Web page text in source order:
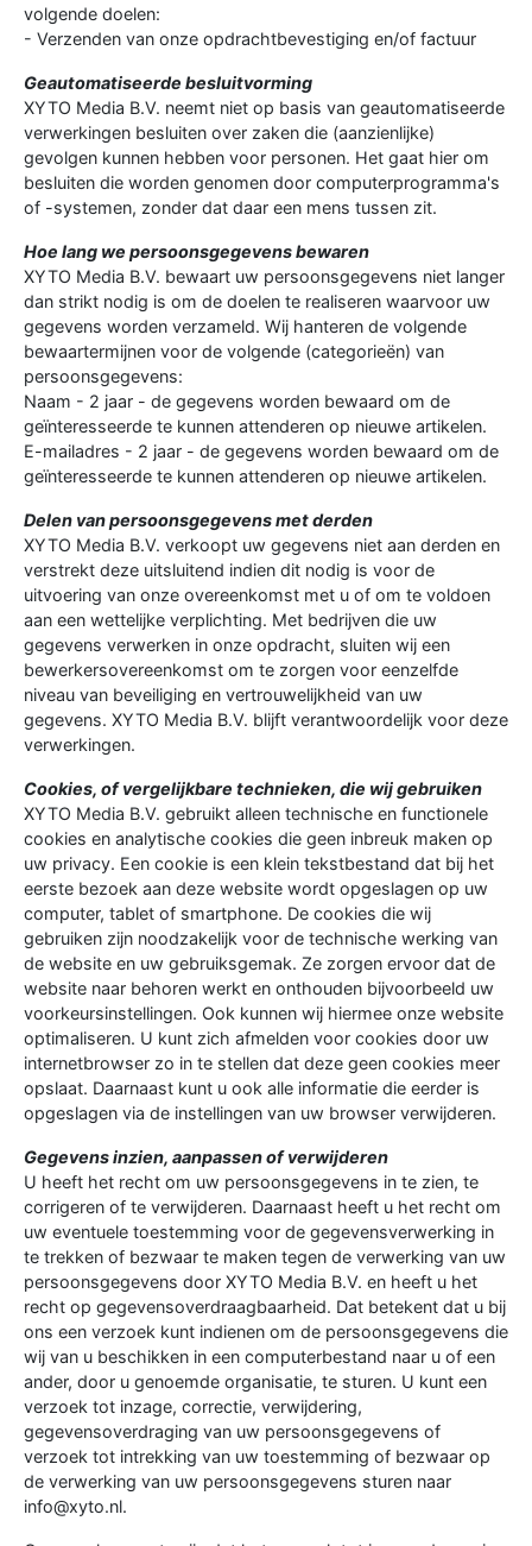
volgende doelen:
- Verzenden van onze opdrachtbevestiging en/of factuur
Geautomatiseerde besluitvorming
XYTO Media B.V. neemt niet op basis van geautomatiseerde
verwerkingen besluiten over zaken die (aanzienlijke)
gevolgen kunnen hebben voor personen. Het gaat hier om
besluiten die worden genomen door computerprogramma's
of -systemen, zonder dat daar een mens tussen zit.
Hoe lang we persoonsgegevens bewaren
XYTO Media B.V. bewaart uw persoonsgegevens niet langer
dan strikt nodig is om de doelen te realiseren waarvoor uw
gegevens worden verzameld. Wij hanteren de volgende
bewaartermijnen voor de volgende (categorieën) van
persoonsgegevens:
Naam - 2 jaar - de gegevens worden bewaard om de
geïnteresseerde te kunnen attenderen op nieuwe artikelen.
E-mailadres - 2 jaar - de gegevens worden bewaard om de
geïnteresseerde te kunnen attenderen op nieuwe artikelen.
Delen van persoonsgegevens met derden
XYTO Media B.V. verkoopt uw gegevens niet aan derden en
verstrekt deze uitsluitend indien dit nodig is voor de
uitvoering van onze overeenkomst met u of om te voldoen
aan een wettelijke verplichting. Met bedrijven die uw
gegevens verwerken in onze opdracht, sluiten wij een
bewerkersovereenkomst om te zorgen voor eenzelfde
niveau van beveiliging en vertrouwelijkheid van uw
gegevens. XYTO Media B.V. blijft verantwoordelijk voor deze
verwerkingen.
Cookies, of vergelijkbare technieken, die wij gebruiken
XYTO Media B.V. gebruikt alleen technische en functionele
cookies en analytische cookies die geen inbreuk maken op
uw privacy. Een cookie is een klein tekstbestand dat bij het
eerste bezoek aan deze website wordt opgeslagen op uw
computer, tablet of smartphone. De cookies die wij
gebruiken zijn noodzakelijk voor de technische werking van
de website en uw gebruiksgemak. Ze zorgen ervoor dat de
website naar behoren werkt en onthouden bijvoorbeeld uw
voorkeursinstellingen. Ook kunnen wij hiermee onze website
optimaliseren. U kunt zich afmelden voor cookies door uw
internetbrowser zo in te stellen dat deze geen cookies meer
opslaat. Daarnaast kunt u ook alle informatie die eerder is
opgeslagen via de instellingen van uw browser verwijderen.
Gegevens inzien, aanpassen of verwijderen
U heeft het recht om uw persoonsgegevens in te zien, te
corrigeren of te verwijderen. Daarnaast heeft u het recht om
uw eventuele toestemming voor de gegevensverwerking in
te trekken of bezwaar te maken tegen de verwerking van uw
persoonsgegevens door XYTO Media B.V. en heeft u het
recht op gegevensoverdraagbaarheid. Dat betekent dat u bij
ons een verzoek kunt indienen om de persoonsgegevens die
wij van u beschikken in een computerbestand naar u of een
ander, door u genoemde organisatie, te sturen. U kunt een
verzoek tot inzage, correctie, verwijdering,
gegevensoverdraging van uw persoonsgegevens of
verzoek tot intrekking van uw toestemming of bezwaar op
de verwerking van uw persoonsgegevens sturen naar
info@xyto.nl.